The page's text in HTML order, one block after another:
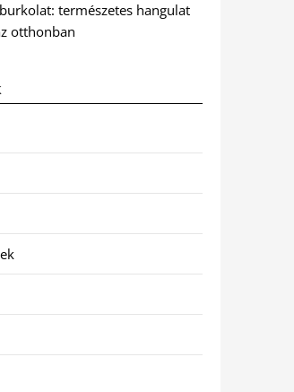
természetes hangulat
otthonban